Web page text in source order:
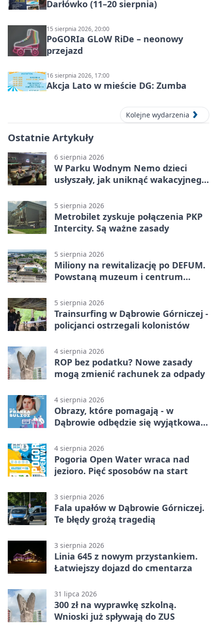
Darłówko (11–20 sierpnia)
15 sierpnia 2026, 20:00
PoGORIa GLoW RiDe – neonowy
przejazd
16 sierpnia 2026, 17:00
Akcja Lato w mieście DG: Zumba
Kolejne wydarzenia
Ostatnie Artykuły
6 sierpnia 2026
W Parku Wodnym Nemo dzieci
usłyszały, jak uniknąć wakacyjnego
5 sierpnia 2026
Metrobilet zyskuje połączenia PKP
Intercity. Są ważne zasady
5 sierpnia 2026
Miliony na rewitalizację po DEFUM.
Powstaną muzeum i centrum
5 sierpnia 2026
Trainsurfing w Dąbrowie Górniczej -
policjanci ostrzegali kolonistów
4 sierpnia 2026
ROP bez podatku? Nowe zasady
mogą zmienić rachunek za odpady
4 sierpnia 2026
Obrazy, które pomagają - w
Dąbrowie odbędzie się wyjątkowa
4 sierpnia 2026
Pogoria Open Water wraca nad
jezioro. Pięć sposobów na start
3 sierpnia 2026
Fala upałów w Dąbrowie Górniczej.
Te błędy grożą tragedią
3 sierpnia 2026
Linia 645 z nowym przystankiem.
Łatwiejszy dojazd do cmentarza
31 lipca 2026
300 zł na wyprawkę szkolną.
Wnioski już spływają do ZUS